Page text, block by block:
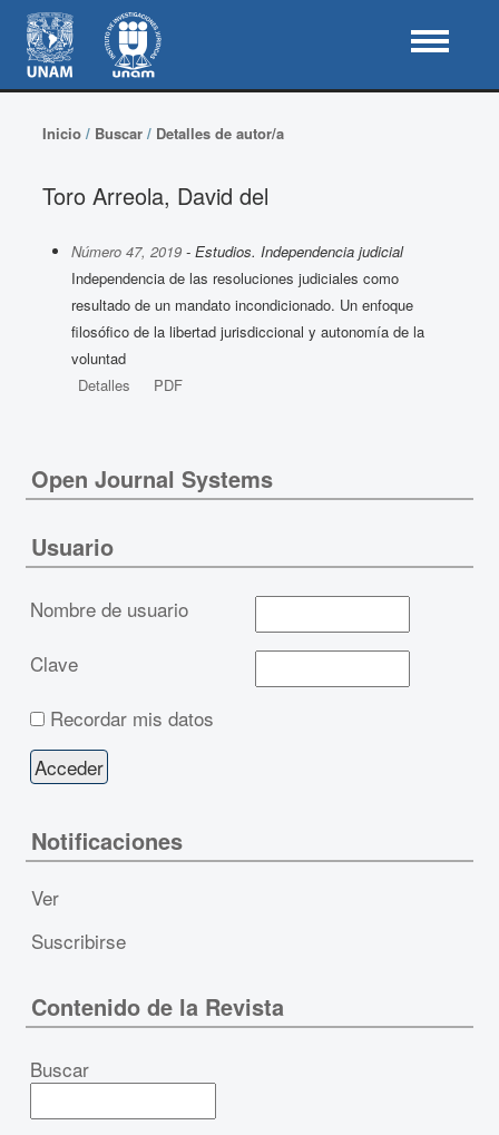
Inicio/ Buscar/ Detalles de autor/a
Toro Arreola, David del
Número 47, 2019- Estudios. Independencia judicial
Independencia de las resoluciones judiciales como
resultado de un mandato incondicionado. Un enfoque
filosófico de la libertad jurisdiccional y autonomía de la
voluntad
Detalles
PDF
Open Journal Systems
Usuario
Nombre de usuario
Clave
Recordar mis datos
Notificaciones
Ver
Suscribirse
Contenido de la Revista
Buscar